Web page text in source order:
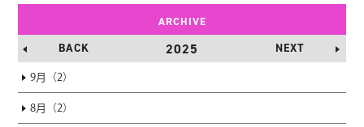
ARCHIVE
BACK 2025 NEXT
9月（2）
8月（2）